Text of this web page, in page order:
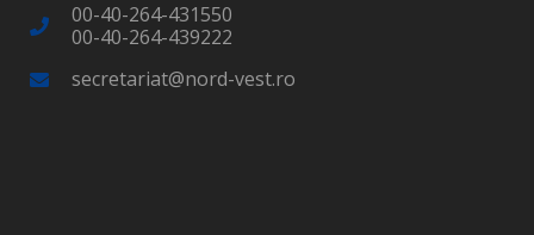
00-40-264-431550
00-40-264-439222
secretariat@nord-vest.ro